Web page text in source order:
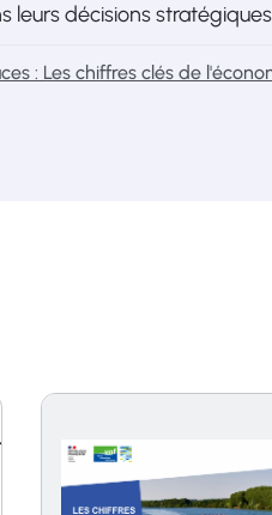
leurs décisions
: Les chiffres clés de